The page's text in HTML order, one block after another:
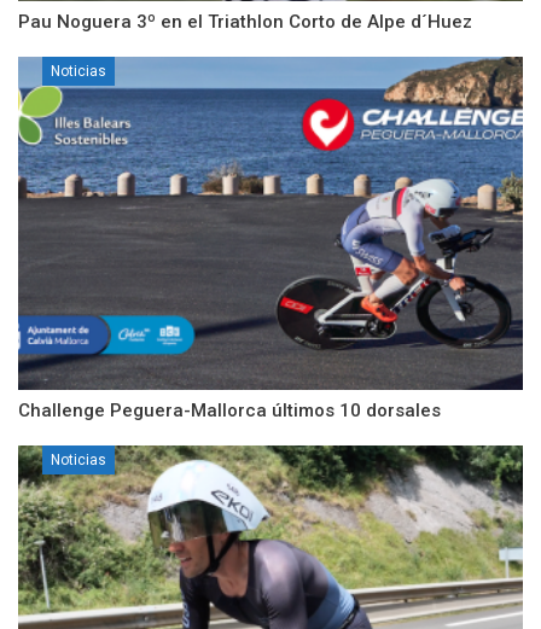
Pau Noguera 3º en el Triathlon Corto de Alpe d´Huez
Noticias
Challenge Peguera-Mallorca últimos 10 dorsales
Noticias